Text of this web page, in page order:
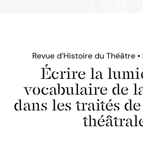
Revue d’Histoire du Théâtre •
Écrire la
vocabulaire de
dans les traités